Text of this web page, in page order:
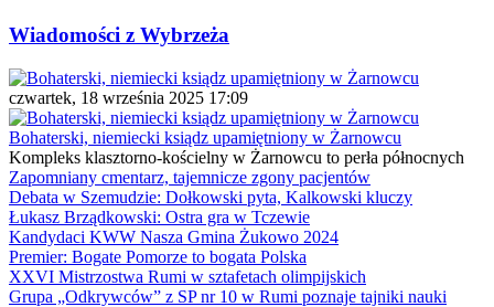
Wiadomości z Wybrzeża
czwartek, 18 września 2025 17:09
Bohaterski, niemiecki ksiądz upamiętniony w Żarnowcu
Kompleks klasztorno-kościelny w Żarnowcu to perła północnych
Zapomniany cmentarz, tajemnicze zgony pacjentów
Debata w Szemudzie: Dołkowski pyta, Kalkowski kluczy
Łukasz Brządkowski: Ostra gra w Tczewie
Kandydaci KWW Nasza Gmina Żukowo 2024
Premier: Bogate Pomorze to bogata Polska
XXVI Mistrzostwa Rumi w sztafetach olimpijskich
Grupa „Odkrywców” z SP nr 10 w Rumi poznaje tajniki nauki